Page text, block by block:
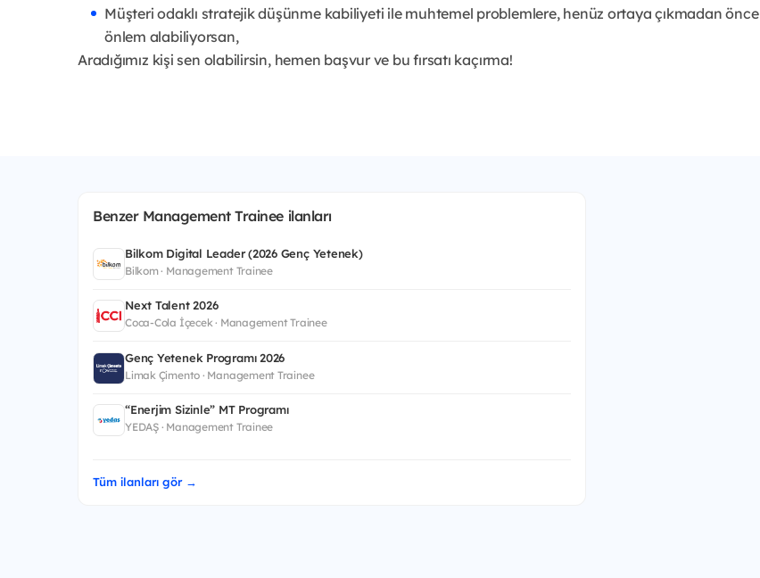
Müşteri odaklı stratejik düşünme kabiliyeti ile muhtemel problemlere, henüz ortaya çıkmadan önce
önlem alabiliyorsan,
Aradığımız kişi sen olabilirsin, hemen başvur ve bu fırsatı kaçırma!
Benzer Management Trainee ilanları
Bilkom Digital Leader (2026 Genç Yetenek)
Bilkom · Management Trainee
Next Talent 2026
Coca-Cola İçecek · Management Trainee
Genç Yetenek Programı 2026
Limak Çimento · Management Trainee
“Enerjim Sizinle” MT Programı
YEDAŞ · Management Trainee
Tüm ilanları gör →